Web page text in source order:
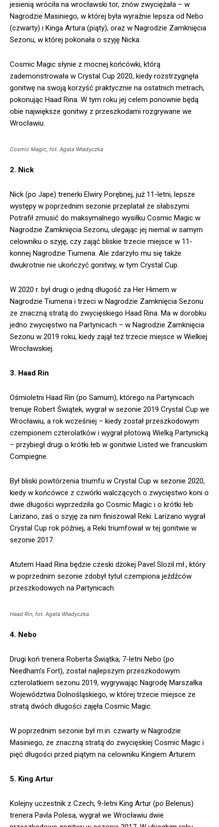
jesienią wróciła na wrocławski tor, znów zwyciężała – w
Nagrodzie Masiniego, w której była wyraźnie lepsza od Nebo
(czwarty) i Kinga Artura (piąty), oraz w Nagrodzie Zamknięcia
Sezonu, w której pokonała o szyję Nicka.
Cosmic Magic słynie z mocnej końcówki, którą
zademonstrowała w Crystal Cup 2020, kiedy rozstrzygnęła
gonitwę na swoją korzyść praktycznie na ostatnich metrach,
pokonując Haad Rina. W tym roku jej celem ponownie będą
obie największe gonitwy z przeszkodami rozgrywane we
Wrocławiu.
Cosmic Magic, fot. Agata Władyczka
2. Nick
Nick (po Jape) trenerki Elwiry Porębnej, już 11-letni, lepsze
występy w poprzednim sezonie przeplatał ze słabszymi.
Potrafił zmusić do maksymalnego wysiłku Cosmic Magic w
Nagrodzie Zamknięcia Sezonu, ulegając jej niemal w samym
celowniku o szyję, czy zająć bliskie trzecie miejsce w 11-
konnej Nagrodzie Tiumena. Ale zdarzyło mu się także
dwukrotnie nie ukończyć gonitwy, w tym Crystal Cup.
W 2020 r. był drugi o jedną długość za Her Himem w
Nagrodzie Tiumena i trzeci w Nagrodzie Zamknięcia Sezonu
ze znaczną stratą do zwycięskiego Haad Rina. Ma w dorobku
jedno zwycięstwo na Partynicach – w Nagrodzie Zamknięcia
Sezonu w 2019 roku, kiedy zajął też trzecie miejsce w Wielkiej
Wrocławskiej.
3. Haad Rin
Ośmioletni Haad Rin (po Samum), którego na Partynicach
trenuje Robert Świątek, wygrał w sezonie 2019 Crystal Cup we
Wrocławiu, a rok wcześniej – kiedy został przeszkodowym
czempionem czterolatków i wygrał płotową Wielką Partynicką
– przybiegł drugi o krótki łeb w gonitwie Listed we francuskim
Compiegne.
Był bliski powtórzenia triumfu w Crystal Cup w sezonie 2020,
kiedy w końcówce z czwórki walczących o zwycięstwo koni o
dwie długości wyprzedziła go Cosmic Magic i o krótki łeb
Larizano, zaś o szyję za nim finiszował Reki. Larizano wygrał
Crystal Cup rok później, a Reki triumfował w tej gonitwie w
sezonie 2017.
Atutem Haad Rina będzie czeski dżokej Pavel Slozil mł., który
w poprzednim sezonie zdobył tytuł czempiona jeźdźców
przeszkodowych na Partynicach.
Haad Rin, fot. Agata Władyczka
4. Nebo
Drugi koń trenera Roberta Świątka, 7-letni Nebo (po
Needham’s Fort), został najlepszym przeszkodowym
czterolatkiem sezonu 2019, wygrywając Nagrodę Marszałka
Województwa Dolnośląskiego, w której trzecie miejsce ze
stratą dwóch długości zajęła Cosmic Magic.
W poprzednim sezonie był m.in. czwarty w Nagrodzie
Masiniego, ze znaczną stratą do zwycięskiej Cosmic Magic i
pięć długości przed piątym na celowniku Kingiem Arturem.
5. King Artur
Kolejny uczestnik z Czech, 9-letni King Artur (po Belenus)
trenera Pavla Polesa, wygrał we Wrocławiu dwie